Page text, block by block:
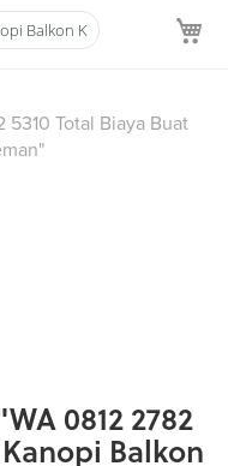
5310 Total Biaya Buat
0812 2782
Balkon